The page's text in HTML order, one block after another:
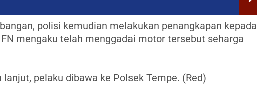
polisi kemudian melakukan penangkapan kepada
mengaku telah menggadai motor tersebut seharga
pelaku dibawa ke Polsek Tempe. (Red)